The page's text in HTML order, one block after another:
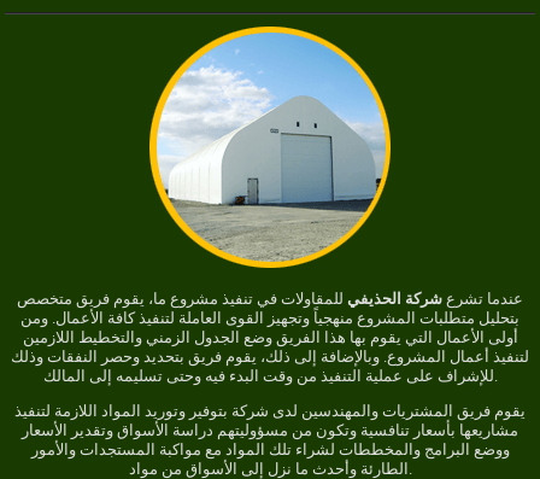
عندما تشرع شركة الحذيفي للمقاولات في تنفيذ مشروع ما، يقوم فريق متخصص
بتحليل متطلبات المشروع منهجياً وتجهيز القوى العاملة لتنفيذ كافة الأعمال. ومن
أولى الأعمال التي يقوم بها هذا الفريق وضع الجدول الزمني والتخطيط اللازمين
لتنفيذ أعمال المشروع. وبالإضافة إلى ذلك، يقوم فريق بتحديد وحصر النفقات وذلك
للإشراف على عملية التنفيذ من وقت البدء فيه وحتى تسليمه إلى المالك.
يقوم فريق المشتريات والمهندسين لدى شركة بتوفير وتوريد المواد اللازمة لتنفيذ
مشاريعها بأسعار تنافسية وتكون من مسؤوليتهم دراسة الأسواق وتقدير الأسعار
ووضع البرامج والمخططات لشراء تلك المواد مع مواكبة المستجدات والأمور
الطارئة وأحدث ما نزل إلى الأسواق من مواد.